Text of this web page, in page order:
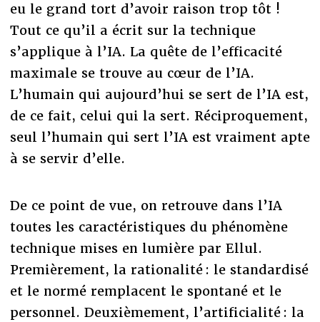
eu le grand tort d’avoir raison trop tôt !
Tout ce qu’il a écrit sur la technique
s’applique à l’IA. La quête de l’efficacité
maximale se trouve au cœur de l’IA.
L’humain qui aujourd’hui se sert de l’IA est,
de ce fait, celui qui la sert. Réciproquement,
seul l’humain qui sert l’IA est vraiment apte
à se servir d’elle.
De ce point de vue, on retrouve dans l’IA
toutes les caractéristiques du phénomène
technique mises en lumière par Ellul.
Premièrement, la rationalité : le standardisé
et le normé remplacent le spontané et le
personnel. Deuxièmement, l’artificialité : la